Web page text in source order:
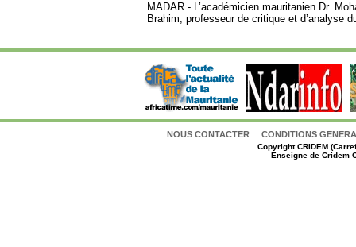
MADAR - L’académicien mauritanien Dr.
Brahim, professeur de critique et d’analyse
NOUS CONTACTER CONDITIONS
CopyrightCRIDEM
Enseigne de Cridem